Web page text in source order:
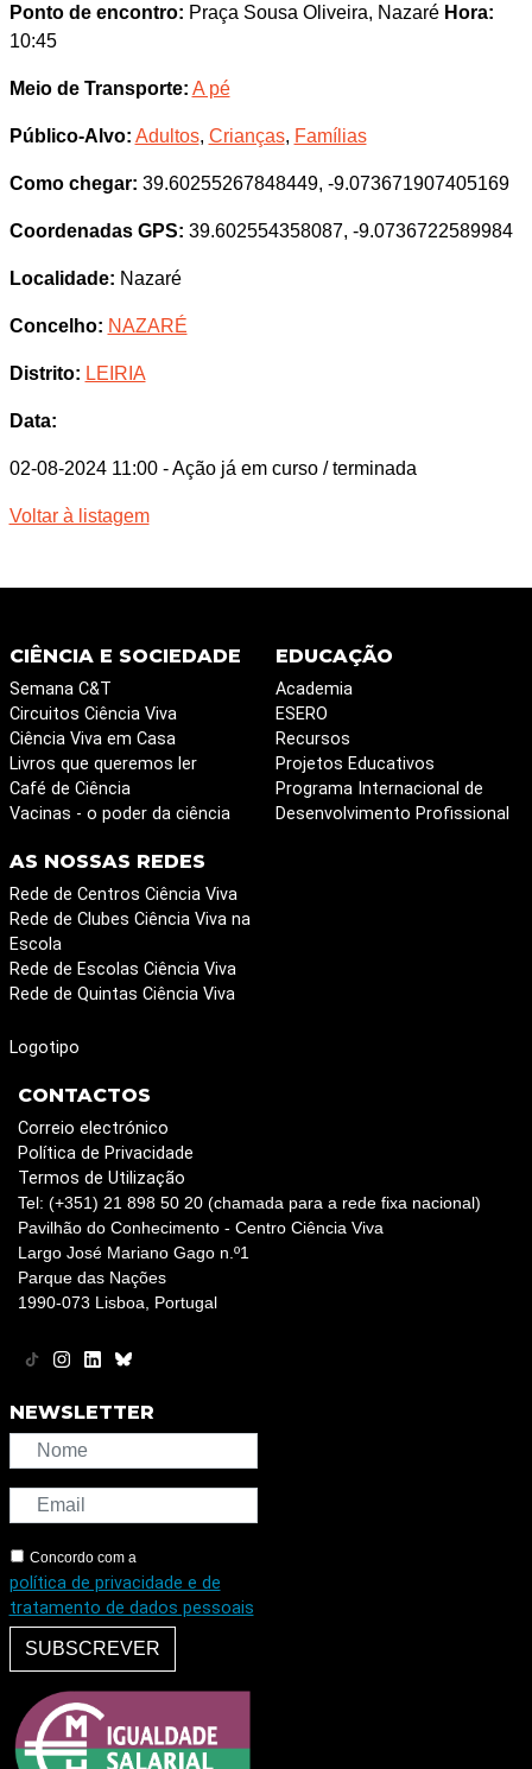
Ponto de encontro: Praça Sousa Oliveira, Nazaré Hora:
10:45
Meio de Transporte: A pé
Público-Alvo: Adultos, Crianças, Famílias
Como chegar: 39.60255267848449, -9.073671907405169
Coordenadas GPS: 39.602554358087, -9.0736722589984
Localidade: Nazaré
Concelho: NAZARÉ
Distrito: LEIRIA
Data:
02-08-2024 11:00 - Ação já em curso / terminada
Voltar à listagem
CIÊNCIA E SOCIEDADE
Semana C&T
Circuitos Ciência Viva
Ciência Viva em Casa
Livros que queremos ler
Café de Ciência
Vacinas - o poder da ciência
EDUCAÇÃO
Academia
ESERO
Recursos
Projetos Educativos
Programa Internacional de
Desenvolvimento Profissional
AS NOSSAS REDES
Rede de Centros Ciência Viva
Rede de Clubes Ciência Viva na
Escola
Rede de Escolas Ciência Viva
Rede de Quintas Ciência Viva
Logotipo
CONTACTOS
Correio electrónico
Política de Privacidade
Termos de Utilização
Tel: (+351) 21 898 50 20 (chamada para a rede fixa nacional)
Pavilhão do Conhecimento - Centro Ciência Viva
Largo José Mariano Gago n.º1
Parque das Nações
1990-073 Lisboa, Portugal
NEWSLETTER
Concordo com a
política de privacidade e de
tratamento de dados pessoais
SUBSCREVER